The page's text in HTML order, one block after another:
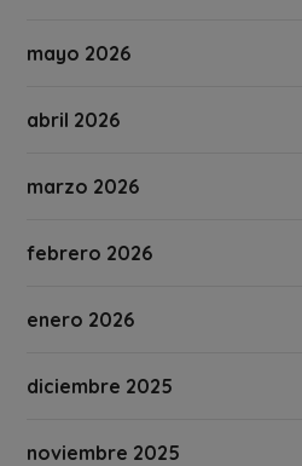
mayo 2026
abril 2026
marzo 2026
febrero 2026
enero 2026
diciembre 2025
noviembre 2025